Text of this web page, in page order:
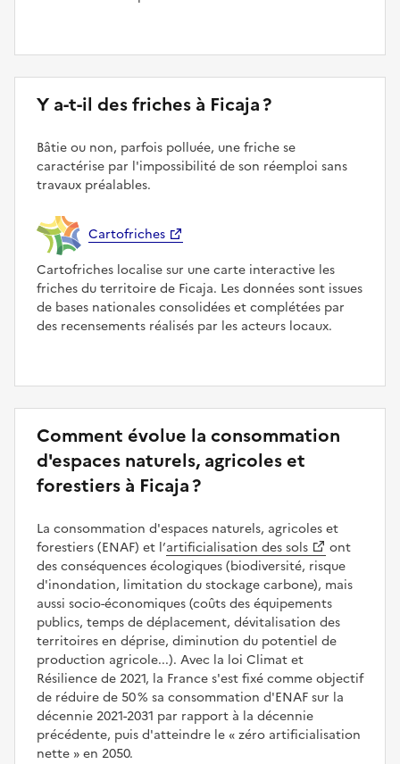
Y a-t-il des friches à Ficaja ?
Bâtie ou non, parfois polluée, une friche se
caractérise par l'impossibilité de son réemploi sans
travaux préalables.
Cartofriches
Cartofriches localise sur une carte interactive les
friches du territoire de Ficaja. Les données sont issues
de bases nationales consolidées et complétées par
des recensements réalisés par les acteurs locaux.
Comment évolue la consommation
d'espaces naturels, agricoles et
forestiers à Ficaja ?
La consommation d'espaces naturels, agricoles et
forestiers (ENAF) et l’artificialisation des sols
ont
des conséquences écologiques (biodiversité, risque
d'inondation, limitation du stockage carbone), mais
aussi socio-économiques (coûts des équipements
publics, temps de déplacement, dévitalisation des
territoires en déprise, diminution du potentiel de
production agricole...). Avec la loi Climat et
Résilience de 2021, la France s'est fixé comme objectif
de réduire de 50 % sa consommation d'ENAF sur la
décennie 2021-2031 par rapport à la décennie
précédente, puis d'atteindre le
zéro artificialisation
nette
en 2050.